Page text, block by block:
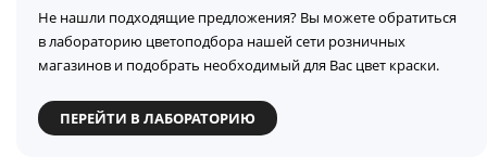
Не нашли подходящие предложения? Вы можете обратиться
в лабораторию цветоподбора нашей сети розничных
магазинов и подобрать необходимый для Вас цвет краски.
ПЕРЕЙТИ В ЛАБОРАТОРИЮ